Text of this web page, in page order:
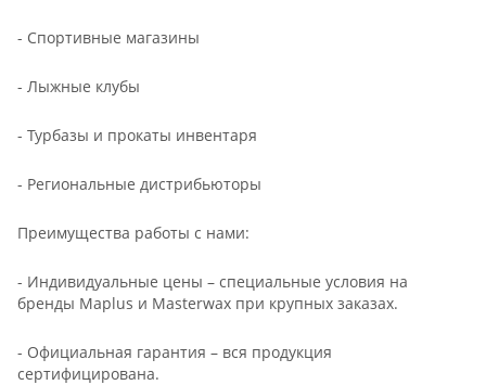
- Спортивные магазины
- Лыжные клубы
- Турбазы и прокаты инвентаря
- Региональные дистрибьюторы
Преимущества работы с нами:
- Индивидуальные цены – специальные условия на
бренды Maplus и Masterwax при крупных заказах.
- Официальная гарантия – вся продукция
сертифицирована.